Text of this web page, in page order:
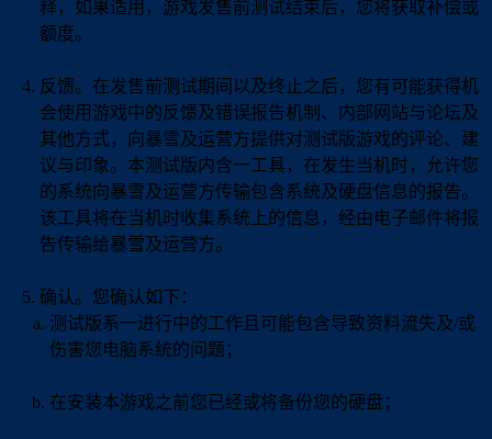
释，如果适用，游戏发售前测试结束后，您将获取补偿或
额度。
反馈。在发售前测试期间以及终止之后，您有可能获得机
会使用游戏中的反馈及错误报告机制、内部网站与论坛及
其他方式，向暴雪及运营方提供对测试版游戏的评论、建
议与印象。本测试版内含一工具，在发生当机时，允许您
的系统向暴雪及运营方传输包含系统及硬盘信息的报告。
该工具将在当机时收集系统上的信息，经由电子邮件将报
告传输给暴雪及运营方。
确认。您确认如下：
测试版系一进行中的工作且可能包含导致资料流失及/或
伤害您电脑系统的问题；
在安装本游戏之前您已经或将备份您的硬盘；